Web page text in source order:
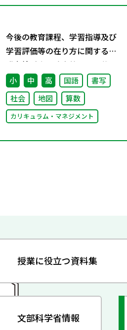
今後の教育課程、学習指導及び
学習評価等の在り方に関する有
識者検討会の論点整理を掲載し
ました
小 中 高 国語
書写
社会
地図 算数
カリキュラム・マネジメント
授業に役立つ資料集
文部科学省情報